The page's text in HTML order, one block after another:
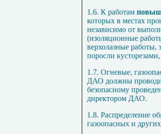
1.6. К работам
которых в местах
независимо от
(изоляционные
верхолазные работы,
поросли
1.7. Огневые,
ДАО должны
безопасному
директором ДАО.
1.8. Распределение
газоопасных и